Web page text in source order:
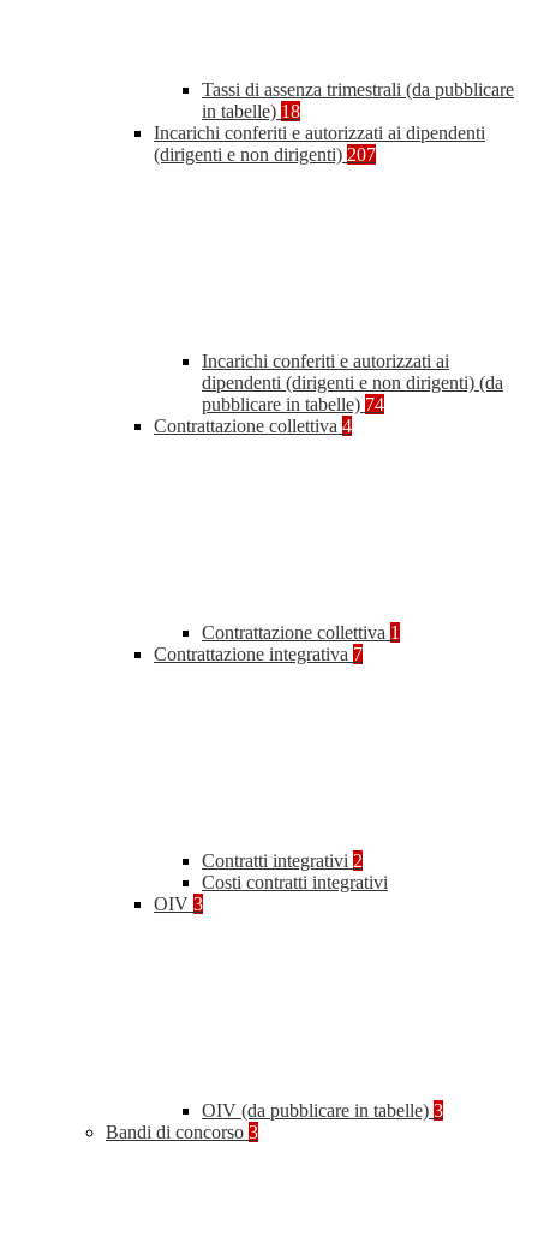
Tassi di assenza trimestrali (da pubblicare
in tabelle) 18
Incarichi conferiti e autorizzati ai dipendenti
(dirigenti e non dirigenti) 207
Incarichi conferiti e autorizzati ai
dipendenti (dirigenti e non dirigenti) (da
pubblicare in tabelle) 74
Contrattazione collettiva 4
Contrattazione collettiva 1
Contrattazione integrativa 7
Contratti integrativi 2
Costi contratti integrativi
OIV 3
OIV (da pubblicare in tabelle) 3
Bandi di concorso 3